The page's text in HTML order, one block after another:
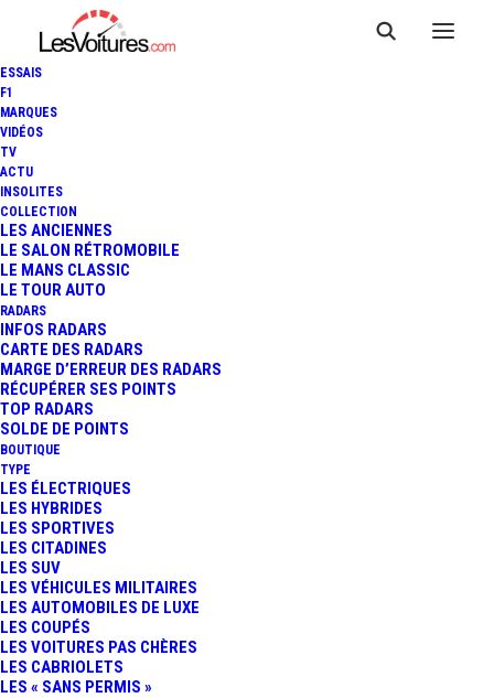
ESSAIS
F1
MARQUES
VIDÉOS
TV
ACTU
INSOLITES
COLLECTION
LES ANCIENNES
LE SALON RÉTROMOBILE
LE MANS CLASSIC
LE TOUR AUTO
RADARS
INFOS RADARS
CARTE DES RADARS
MARGE D’ERREUR DES RADARS
RÉCUPÉRER SES POINTS
TOP RADARS
SOLDE DE POINTS
BOUTIQUE
TYPE
LES ÉLECTRIQUES
LES HYBRIDES
LES SPORTIVES
LES CITADINES
LES SUV
LES VÉHICULES MILITAIRES
LES AUTOMOBILES DE LUXE
LES COUPÉS
LES VOITURES PAS CHÈRES
LES CABRIOLETS
LES « SANS PERMIS »
PAGANI HUAYRA ROADSTER :
UN RARE EXEMPLAIRE
2 Minutes |